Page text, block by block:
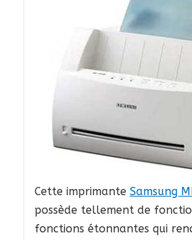
Cette imprimante Samsung
possède tellement de
fonctions étonnantes qui